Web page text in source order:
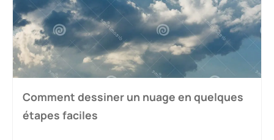
Comment dessiner un nuage en quelques
étapes faciles